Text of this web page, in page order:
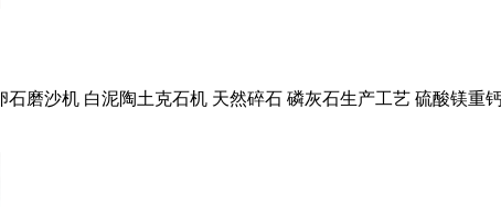
磨沙机 白泥陶土克石机 天然碎石 磷灰石生产工艺 硫酸镁重